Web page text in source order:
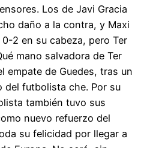
Los de Javi Gracia
daño a la contra, y Maxi
2 en su cabeza, pero Ter
mano salvadora de Ter
empate de Guedes, tras un
del futbolista che. Por su
también tuvo sus
nuevo refuerzo del
su felicidad por llegar a